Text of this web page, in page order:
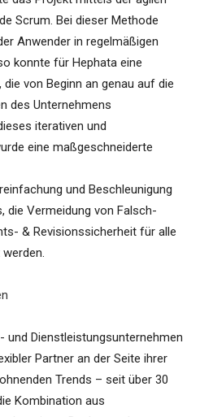
Scrum. Bei dieser Methode
Anwender in regelmäßigen
konnte für Hephata eine
von Beginn an genau auf die
des Unternehmens
iterativen und
eine maßgeschneiderte
und Beschleunigung
die Vermeidung von Falsch-
& Revisionssicherheit für alle
und Dienstleistungsunternehmen
Partner an der Seite ihrer
Trends – seit über 30
Kombination aus